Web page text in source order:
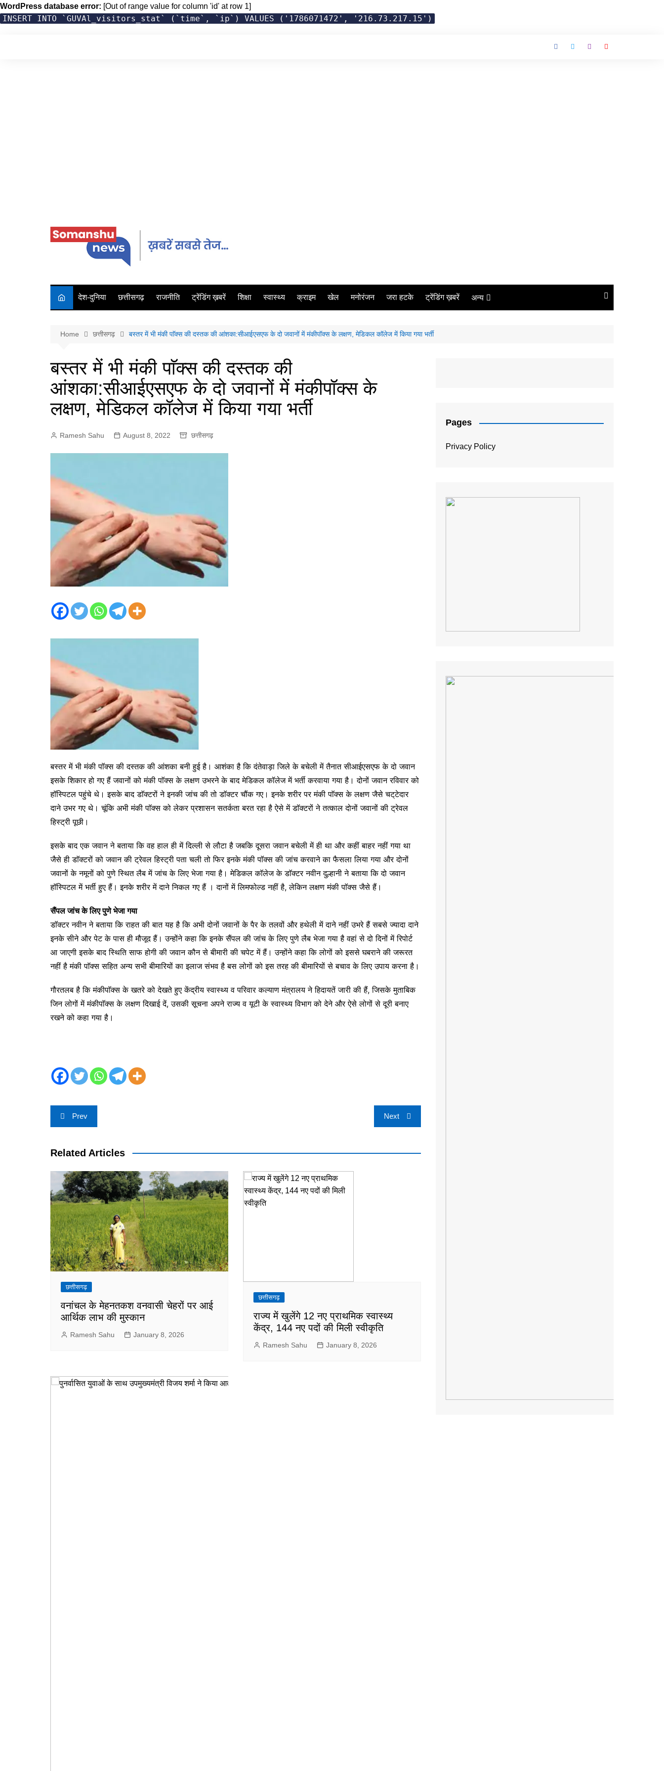
WordPress database error: [Out of range value for column 'id' at row 1]
INSERT INTO `GUVAl_visitors_stat` (`time`, `ip`) VALUES ('1786071472', '216.73.217.15')
देश-दुनिया छत्तीसगढ़ राजनीति ट्रेंडिंग ख़बरें शिक्षा स्वास्थ्य क्राइम खेल मनोरंजन जरा हटके ट्रेंडिंग ख़बरें अन्य
Home छत्तीसगढ़ बस्तर में भी मंकी पाॅक्स की दस्तक की आंशका:सीआईएसएफ के दो जवानों में मंकीपॉक्स के लक्षण, मेडिकल कॉलेज में किया गया भर्ती
बस्तर में भी मंकी पाॅक्स की दस्तक की
आंशका:सीआईएसएफ के दो जवानों में मंकीपॉक्स के
लक्षण, मेडिकल कॉलेज में किया गया भर्ती
Ramesh Sahu August 8, 2022 छत्तीसगढ़
बस्तर में भी मंकी पाॅक्स की दस्तक की आंशका बनी हुई है। आशंका है कि दंतेवाड़ा जिले के बचेली में तैनात सीआईएसएफ के दो जवान
इसके शिकार हो गए हैं जवानों को मंकी पाॅक्स के लक्षण उभरने के बाद मेडिकल कॉलेज में भर्ती करवाया गया है। दोनों जवान रविवार को
हॉस्पिटल पहुंचे थे। इसके बाद डाॅक्टरों ने इनकी जांच की तो डाॅक्टर चौंक गए। इनके शरीर पर मंकी पाॅक्स के लक्षण जैसे चट्‌टेदार
दाने उभर गए थे। चूंकि अभी मंकी पाॅक्स को लेकर प्रशासन सतर्कता बरत रहा है ऐसे में डाॅक्टरों ने तत्काल दोनों जवानों की ट्रेवल
हिस्ट्री पूछी।
इसके बाद एक जवान ने बताया कि वह हाल ही में दिल्ली से लौटा है जबकि दूसरा जवान बचेली में ही था और कहीं बाहर नहीं गया था
जैसे ही डाॅक्टरों को जवान की ट्रेवल हिस्ट्री पता चली तो फिर इनके मंकी पाॅक्स की जांच करवाने का फैसला लिया गया और दोनों
जवानों के नमूनों को पुणे स्थित लैब में जांच के लिए भेजा गया है। मेडिकल कॉलेज के डाॅक्टर नवीन दुल्हानी ने बताया कि दो जवान
हॉस्पिटल में भर्ती हुए हैं। इनके शरीर में दाने निकल गए हैं । दानों में लिमफोल्ड नहीं है, लेकिन लक्षण मंकी पाॅक्स जैसे हैं।
सैंपल जांच के लिए पुणे भेजा गया
डाॅक्टर नवीन ने बताया कि राहत की बात यह है कि अभी दोनों जवानों के पैर के तलवों और हथेली में दाने नहीं उभरे हैं सबसे ज्यादा दाने
इनके सीने और पेट के पास ही मौजूद हैं। उन्होंने कहा कि इनके सैंपल की जांच के लिए पुणे लैब भेजा गया है वहां से दो दिनों में रिपोर्ट
आ जाएगी इसके बाद स्थिति साफ होगी की जवान कौन से बीमारी की चपेट में हैं। उन्होंने कहा कि लोगों को इससे घबराने की जरूरत
नहीं है मंकी पाॅक्स सहित अन्य सभी बीमारियों का इलाज संभव है बस लोगों को इस तरह की बीमारियों से बचाव के लिए उपाय करना है।
गौरतलब है कि मंकीपाॅक्स के खतरे को देखते हुए केंद्रीय स्वास्थ्य व परिवार कल्याण मंत्रालय ने हिदायतें जारी की हैं, जिसके मुताबिक
जिन लोगों में मंकीपाॅक्स के लक्षण दिखाई दें, उसकी सूचना अपने राज्य व यूटी के स्वास्थ्य विभाग को देने और ऐसे लोगों से दूरी बनाए
रखने को कहा गया है।
Post
navigation
Prev Next
Related Articles
छत्तीसगढ़
वनांचल के मेहनतकश वनवासी चेहरों पर आई
आर्थिक लाभ की मुस्कान
Ramesh Sahu January 8, 2026
छत्तीसगढ़
राज्य में खुलेंगे 12 नए प्राथमिक स्वास्थ्य
केंद्र, 144 नए पदों की मिली स्वीकृति
Ramesh Sahu January 8, 2026
Pages
Privacy Policy